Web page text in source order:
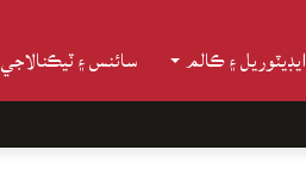
ايڊيٽوريل ۽ ڪالم سائنس ۽ ٽيڪنالاجي